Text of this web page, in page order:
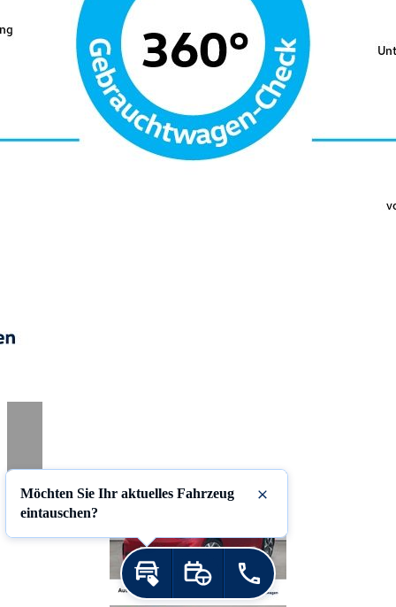
Inzahlungnahme
Möchten Sie Ihr aktuelles Fahrzeug
eintauschen?
Schließen
ProbefahrtJetzt anrufen